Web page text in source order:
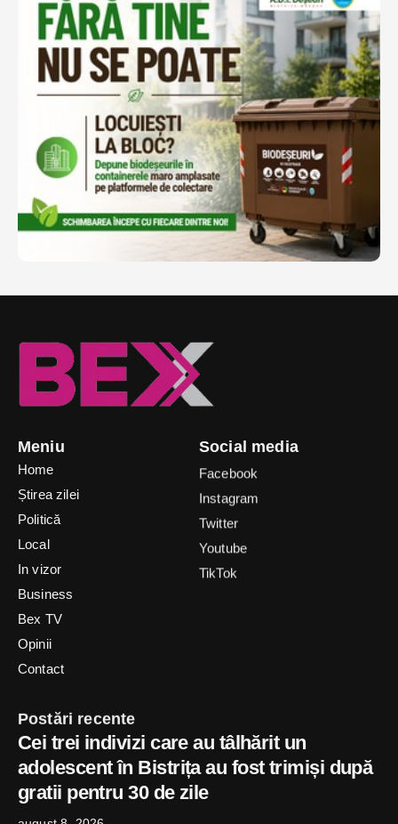
Meniu
Home
Știrea zilei
Politică
Local
In vizor
Business
Bex TV
Opinii
Contact
Social media
Facebook
Instagram
Twitter
Youtube
TikTok
Postări recente
Cei trei indivizi care au tâlhărit un
adolescent în Bistrița au fost trimiși după
gratii pentru 30 de zile